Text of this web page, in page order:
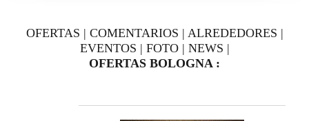
OFERTAS | COMENTARIOS | ALREDEDORES |
EVENTOS | FOTO| NEWS |
OFERTAS BOLOGNA :